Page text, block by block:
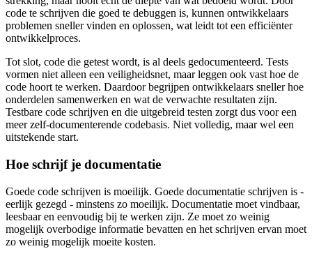
code te schrijven die goed te debuggen is, kunnen ontwikkelaars
problemen sneller vinden en oplossen, wat leidt tot een efficiënter
ontwikkelproces.
Tot slot, code die getest wordt, is al deels gedocumenteerd. Tests
vormen niet alleen een veiligheidsnet, maar leggen ook vast hoe de
code hoort te werken. Daardoor begrijpen ontwikkelaars sneller hoe
onderdelen samenwerken en wat de verwachte resultaten zijn.
Testbare code schrijven en die uitgebreid testen zorgt dus voor een
meer zelf-documenterende codebasis. Niet volledig, maar wel een
uitstekende start.
Hoe schrijf je documentatie
Goede code schrijven is moeilijk. Goede documentatie schrijven is -
eerlijk gezegd - minstens zo moeilijk. Documentatie moet vindbaar,
leesbaar en eenvoudig bij te werken zijn. Ze moet zo weinig
mogelijk overbodige informatie bevatten en het schrijven ervan moet
zo weinig mogelijk moeite kosten.